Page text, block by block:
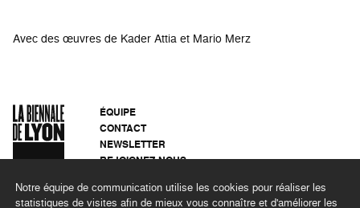
Notre équipe de communication utilise les cookies pour réaliser les
statistiques de visites afin de mieux vous connaître et d'améliorer les
Avec des œuvres de Kader Attia et Mario Merz
ÉQUIPE
CONTACT
NEWSLETTER
REJOIGNEZ-NOUS
CONFIDENTIALITÉ